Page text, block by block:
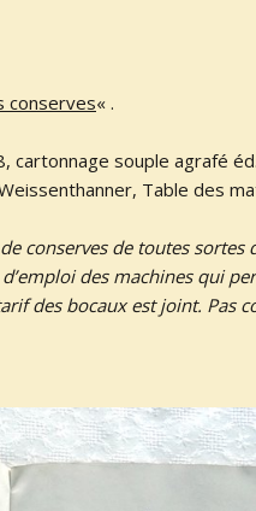
conserves« .
cartonnage souple agrafé
Table des
conserves de toutes sortes
des machines qui
des bocaux est joint. Pas